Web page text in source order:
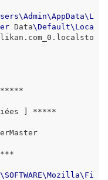
\Admin\AppData\ L
Data\Default\ Loca
] *****
\ SOFTWARE\Mozilla\ Fi